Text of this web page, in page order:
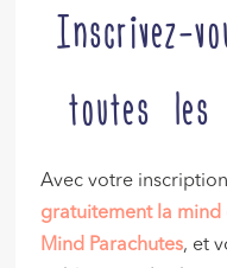
Inscrivez-
toutes
Avec votre
gratuitement la mind
Mind Parachutes, et